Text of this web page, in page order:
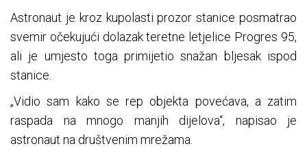
Astronaut je kroz kupolasti prozor stanice posmatrao
svemir očekujući dolazak teretne letjelice Progres 95,
ali je umjesto toga primijetio snažan bljesak ispod
stanice.
„Vidio sam kako se rep objekta povećava, a zatim
raspada na mnogo manjih dijelova“, napisao je
astronaut na društvenim mrežama.